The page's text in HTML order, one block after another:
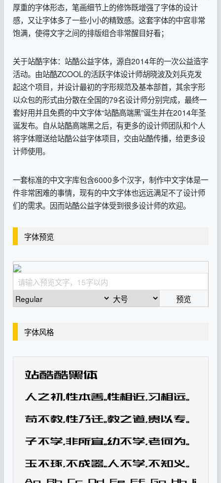
厚重的字体形态，笔画细节上的修饰既增强了字体的设计
感，又让字体多了一些小小的精致感。这套字体的中宫非常
饱满，使得文字之间的排版组合非常醒目好看；
关于站酷字体：站酷公益字体，源自2014年的一次公益造字
活动。由站酷ZCOOL的活跃字体设计师胡晓波及刘兵克发
起这个项目，并设计最初的字形规范及基本部首，其余字形
以众包的形式由分散在全国的79名设计师分别完成，最终一
套好用并且免费的中文字体“站酷高端黑”诞生并在2014年圣
诞发布。自从站酷高端黑之后，有更多的设计师团队和个人
将字体赠送给站酷公益字体项目，交由站酷传播，给更多设
计师使用。
一套标准的中文字库包含6000多个汉字，制作中文字体是一
件非常困难的事情，现有的中文字体也远远满足不了设计师
们的需求。因而站酷公益字体受到很多设计师的欢迎。
字体预览
预览
字体风格